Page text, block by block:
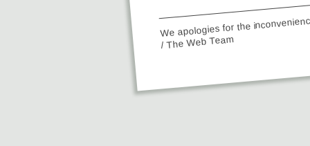
We apologies for the
/ The Web Team